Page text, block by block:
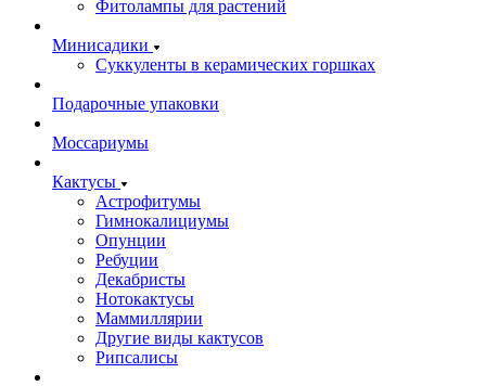
Фитолампы для растений
Минисадики
Суккуленты в керамических горшках
Подарочные упаковки
Моссариумы
Кактусы
Астрофитумы
Гимнокалициумы
Опунции
Ребуции
Декабристы
Нотокактусы
Маммиллярии
Другие виды кактусов
Рипсалисы